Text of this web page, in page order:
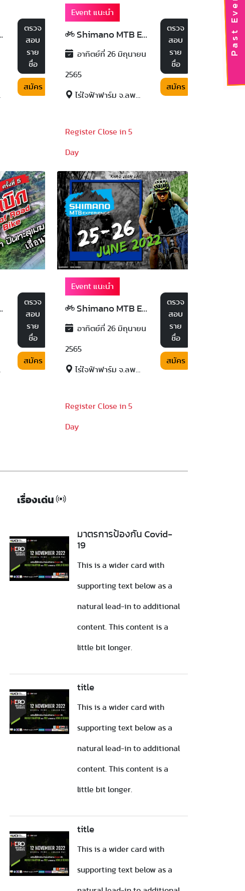
ตรวจ
สอบ
ราย
ชื่อ
สมัคร
Event แนะนำ
Shimano MTB Experience 2022
อาทิตย์ที่ 26 มิถุนายน
2565
ไร่ใจฟ้าฟาร์ม จ.ลพบุรี
Register Close in 5
Day
ตรวจ
สอบ
ราย
ชื่อ
สมัคร
ตรวจ
สอบ
ราย
ชื่อ
สมัคร
Event แนะนำ
Shimano MTB Experience 2022
อาทิตย์ที่ 26 มิถุนายน
2565
ไร่ใจฟ้าฟาร์ม จ.ลพบุรี
Register Close in 5
Day
ตรวจ
สอบ
ราย
ชื่อ
สมัคร
เรื่องเด่น
มาตรการป้องกัน Covid-
19
This is a wider card with
supporting text below as a
natural lead-in to additional
content. This content is a
little bit longer.
title
This is a wider card with
supporting text below as a
natural lead-in to additional
content. This content is a
little bit longer.
title
This is a wider card with
supporting text below as a
Past Event